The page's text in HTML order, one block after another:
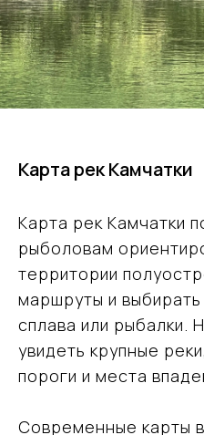
Карта рек Камчатки
Карта рек Камчатки
рыболовам
территории
маршруты и
сплава или рыбалки.
увидеть крупные
пороги и места
Современные карты